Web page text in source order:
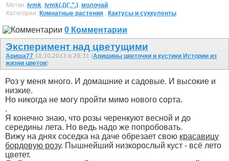
Метки: ivmk, ivmk(.()('.".), молочай
Категории: Комнатные растения , Кактусы и суккуленты
0 Комментарии
Эксперимент над цветущими
Ариша77 18.10.2013 в 20:31 (Аришины цветочки и кустики Истории из
жизни цветов)
Роз у меня много. И домашние и садовые. И высокие и
низкие.
Но никогда не могу пройти мимо нового сорта.
.
Я конечно знаю, что розы черенкуют весной и до
середины лета. Но ведь надо же попробовать.
Вижу на днях соседка на даче обрезает свою красавицу
бордовую розу. Пышнейший низкорослый куст - всё лето
цветет.